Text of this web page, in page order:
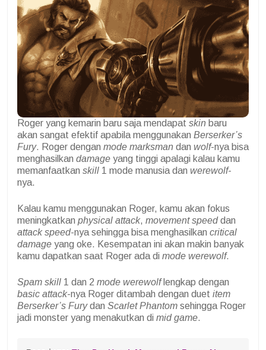
Roger yang kemarin baru saja mendapat skin baru
akan sangat efektif apabila menggunakan Berserker’s
Fury. Roger dengan mode marksman dan wolf-nya bisa
menghasilkan damage yang tinggi apalagi kalau kamu
memanfaatkan skill 1 mode manusia dan werewolf-
nya.
Kalau kamu menggunakan Roger, kamu akan fokus
meningkatkan physical attack, movement speeddan
attack speed-nya sehingga bisa menghasilkan critical
damage yang oke. Kesempatan ini akan makin banyak
kamu dapatkan saat Roger ada di mode werewolf.
Spam skill 1 dan 2 mode werewolflengkap dengan
basic attack-nya Roger ditambah dengan duet item
Berserker’s Furydan Scarlet Phantom sehingga Roger
jadi monster yang menakutkan di mid game.